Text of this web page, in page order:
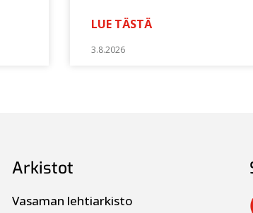
LUE TÄSTÄ
3.8.2026
Arkistot
Vasaman lehtiarkisto